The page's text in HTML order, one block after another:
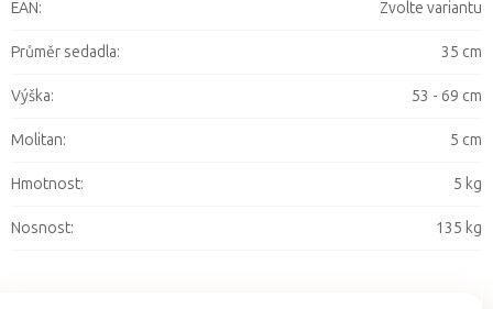
EAN: Zvolte variantu
Průměr sedadla: 35 cm
Výška: 53 - 69 cm
Molitan: 5 cm
Hmotnost: 5 kg
Nosnost: 135 kg